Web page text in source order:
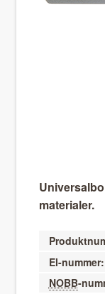
materialer.
El-nummer:
NOBB-